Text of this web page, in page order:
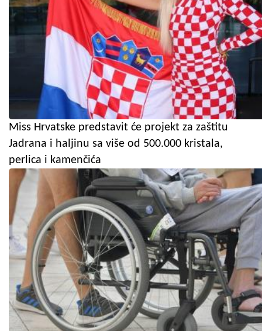
Miss Hrvatske predstavit će projekt za zaštitu
Jadrana i haljinu sa više od 500.000 kristala,
perlica i kamenčića